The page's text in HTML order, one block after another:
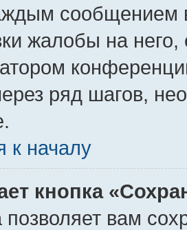
сообщением
жалобы на
ряд шагов,
к началу
кнопка
позволяет вам